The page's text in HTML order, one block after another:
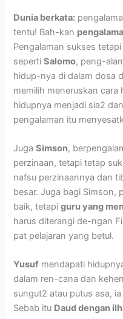
Dunia berkata:
tentu! Bah-kan
Pengalaman sukses
sepertiSalomo, peng-
hidup-nya di dalam dosa
memilih meneruskan
hidupnya menjadi sia2
pengalaman itu
JugaSimson,
perzinaan, tetapi tetap
nafsu perzinaannya dan
besar. Juga bagi Simson,
baik, tetapiguru yang
harus diterangi de-ngan
pat pelajaran yang betul.
Yusuf mendapati
dalam ren-cana dan
sungut2 atau putus asa,
Sebab itu Daud dengan